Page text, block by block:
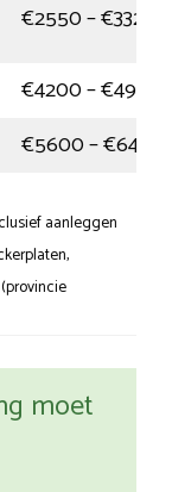
€2550 – €3325
€4200 – €4900
€5600 – €6425
aanleggen
moet